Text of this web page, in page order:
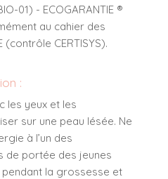
01) - ECOGARANTIE ®
au cahier des
(contrôle CERTISYS).
:
les yeux et les
sur une peau lésée. Ne
à l’un des
de portée des jeunes
la grossesse et